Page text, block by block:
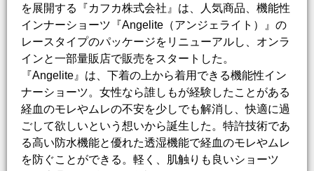
を展開する『カフカ株式会社』は、人気商品、機能性
インナーショーツ『Angelite（アンジェライト）』の
レースタイプのパッケージをリニューアルし、オンラ
インと一部量販店で販売をスタートした。
『Angelite』は、下着の上から着用できる機能性イン
ナーショーツ。女性なら誰しもが経験したことがある
経血のモレやムレの不安を少しでも解消し、快適に過
ごして欲しいという想いから誕生した。特許技術であ
る高い防水機能と優れた透湿機能で経血のモレやムレ
を防ぐことができる。軽く、肌触りも良いショーツ